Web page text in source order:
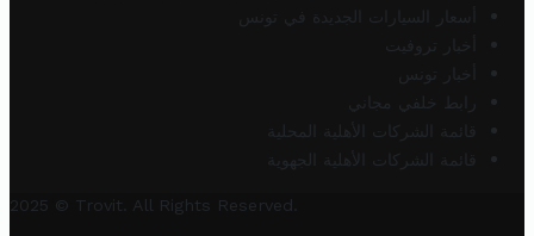
أسعار السيارات الجديدة في تونس
أخبار تروفيت
أخبار تونس
رابط خلفي مجاني
قائمة الشركات الأهلية المحلية
قائمة الشركات الأهلية الجهوية
2025 © Trovit. All Rights Reserved.